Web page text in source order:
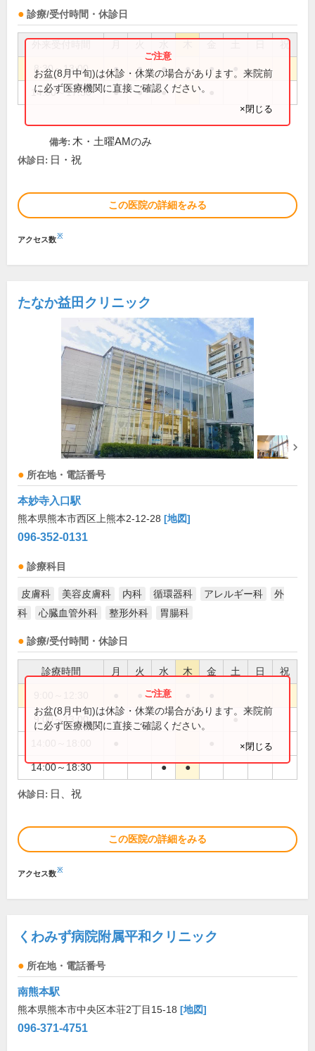
診療/受付時間・休診日
祝
8:30～13:00 ● ● ● ● ●
14:00～17:30 ● ● ●
お盆(8月中旬)は休診・休業の場合があります。来院前
に必ず医療機関に直接ご確認ください。
×閉じる
備考: 木・土曜AMのみ
休診日: 日・祝
この医院の詳細をみる
アクセス数※
たなか益田クリニック
所在地・電話番号
本妙寺入口駅
熊本県熊本市西区上熊本2-12-28 [地図]
096-352-0131
診療科目
皮膚科 美容皮膚科 内科 循環器科 アレルギー科
外
科
心臓血管外科 整形外科 胃腸科
診療/受付時間・休診日
診療時間 月 火 水 木 金 土 日 祝
●
9:00～13:00 ●
14:00～18:30 ● ●
お盆(8月中旬)は休診・休業の場合があります。来院前
に必ず医療機関に直接ご確認ください。
×閉じる
休診日: 日、祝
この医院の詳細をみる
アクセス数※
くわみず病院附属平和クリニック
所在地・電話番号
南熊本駅
熊本県熊本市中央区本荘2丁目15-18 [地図]
096-371-4751